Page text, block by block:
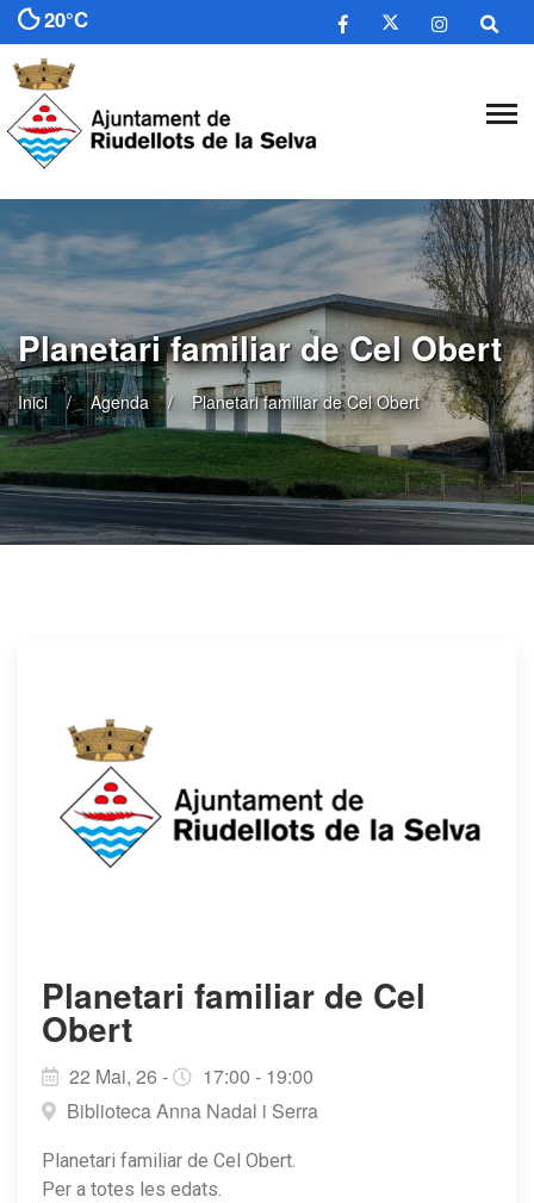
20°C
Planetari familiar de Cel Obert
Inici Agenda Planetari familiar de Cel Obert
Planetari familiar de Cel
Obert
22 Mai, 26 -
17:00 - 19:00
Biblioteca Anna Nadal i Serra
Planetari familiar de Cel Obert.
Per a totes les edats.